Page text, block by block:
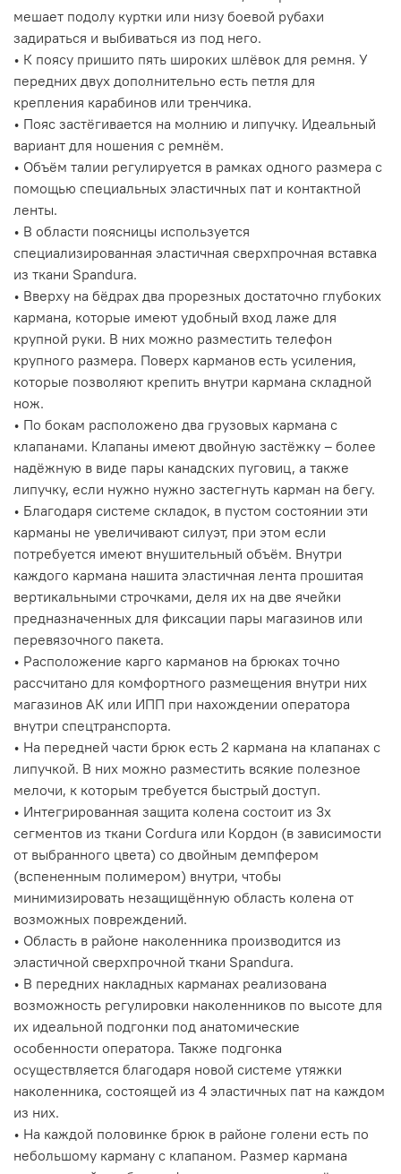
мешает подолу куртки или низу боевой рубахи
задираться и выбиваться из под него.
• К поясу пришито пять широких шлёвок для ремня. У
передних двух дополнительно есть петля для
крепления карабинов или тренчика.
• Пояс застёгивается на молнию и липучку. Идеальный
вариант для ношения с ремнём.
• Объём талии регулируется в рамках одного размера с
помощью специальных эластичных пат и контактной
ленты.
• В области поясницы используется
специализированная эластичная сверхпрочная вставка
из ткани Spandura.
• Вверху на бёдрах два прорезных достаточно глубоких
кармана, которые имеют удобный вход лаже для
крупной руки. В них можно разместить телефон
крупного размера. Поверх карманов есть усиления,
которые позволяют крепить внутри кармана складной
нож.
• По бокам расположено два грузовых кармана с
клапанами. Клапаны имеют двойную застёжку – более
надёжную в виде пары канадских пуговиц, а также
липучку, если нужно нужно застегнуть карман на бегу.
• Благодаря системе складок, в пустом состоянии эти
карманы не увеличивают силуэт, при этом если
потребуется имеют внушительный объём. Внутри
каждого кармана нашита эластичная лента прошитая
вертикальными строчками, деля их на две ячейки
предназначенных для фиксации пары магазинов или
перевязочного пакета.
• Расположение карго карманов на брюках точно
рассчитано для комфортного размещения внутри них
магазинов АК или ИПП при нахождении оператора
внутри спецтранспорта.
• На передней части брюк есть 2 кармана на клапанах с
липучкой. В них можно разместить всякие полезное
мелочи, к которым требуется быстрый доступ.
• Интегрированная защита колена состоит из 3х
сегментов из ткани Cordura или Кордон (в зависимости
от выбранного цвета) со двойным демпфером
(вспененным полимером) внутри, чтобы
минимизировать незащищённую область колена от
возможных повреждений.
• Область в районе наколенника производится из
эластичной сверхпрочной ткани Spandura.
• В передних накладных карманах реализована
возможность регулировки наколенников по высоте для
их идеальной подгонки под анатомические
особенности оператора. Также подгонка
осуществляется благодаря новой системе утяжки
наколенника, состоящей из 4 эластичных пат на каждом
из них.
• На каждой половинке брюк в районе голени есть по
небольшому карману с клапаном. Размер кармана